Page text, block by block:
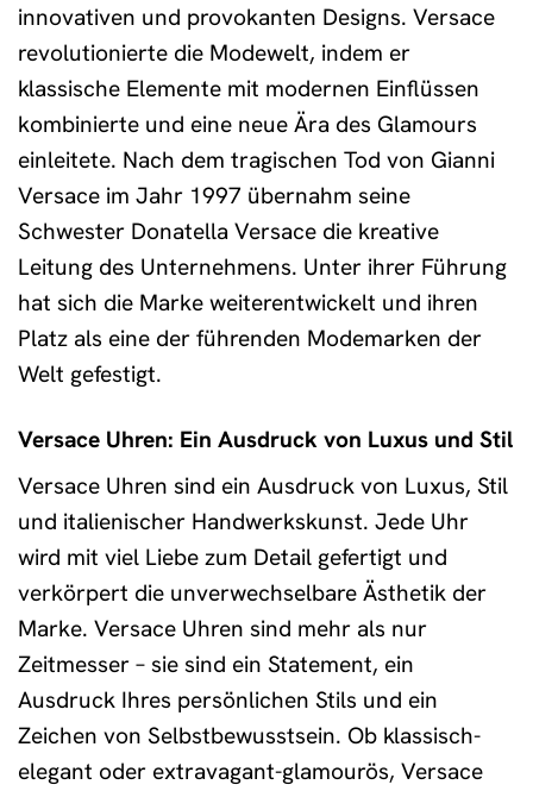
innovativen und provokanten Designs. Versace
revolutionierte die Modewelt, indem er
klassische Elemente mit modernen Einflüssen
kombinierte und eine neue Ära des Glamours
einleitete. Nach dem tragischen Tod von Gianni
Versace im Jahr 1997 übernahm seine
Schwester Donatella Versace die kreative
Leitung des Unternehmens. Unter ihrer Führung
hat sich die Marke weiterentwickelt und ihren
Platz als eine der führenden Modemarken der
Welt gefestigt.
Versace Uhren: Ein Ausdruck von Luxus und Stil
Versace Uhren sind ein Ausdruck von Luxus, Stil
und italienischer Handwerkskunst. Jede Uhr
wird mit viel Liebe zum Detail gefertigt und
verkörpert die unverwechselbare Ästhetik der
Marke. Versace Uhren sind mehr als nur
Zeitmesser – sie sind ein Statement, ein
Ausdruck Ihres persönlichen Stils und ein
Zeichen von Selbstbewusstsein. Ob klassisch-
elegant oder extravagant-glamourös, Versace